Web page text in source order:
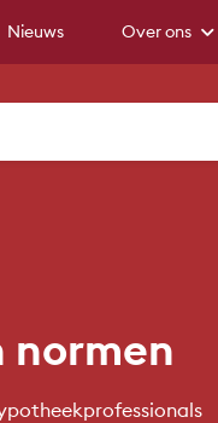
Nieuws Over ons
normen